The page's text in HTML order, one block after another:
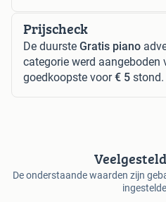
Prijscheck
De duurste Gratis piano
categorie werd aangeboden
goedkoopste voor€ 5 stond.
De onderstaande waarden zijn